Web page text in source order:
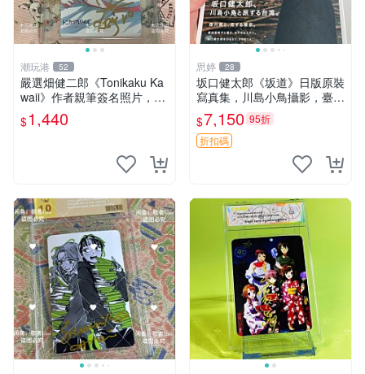
潮玩港 52
嚴選畑健二郎《Tonikaku Ka
waii》作者親筆簽名照片，附
原作尺寸3英寸真跡肖像 周邊
非印制限量版收藏品，適合漫
$1,440
思婷 28
坂口健太郎《坂道》日版原裝
寫真集，川島小鳥攝影，臺灣
旅行主題 簽名清晰 內頁乾淨
收藏推薦 輕鬆入手 坂道 日本
坂口健太郎
$7,150 95折
折扣碼